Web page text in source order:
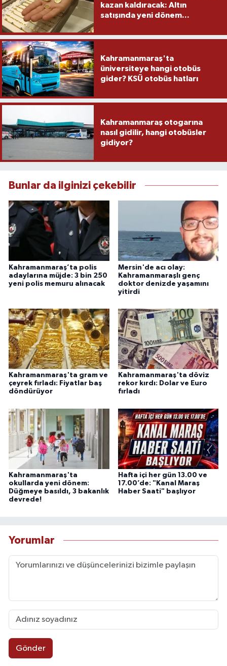
kazan kaldıracak: Altın
satışında yeni dönem...
Kahramanmaraş'ta
üniversiteye hangi otobüs
gider? KSÜ otobüs hatları
Kahramanmaraş otogarına
nasıl gidilir, hangi otobüsler
gidiyor?
Bunlar da ilginizi çekebilir
Kahramanmaraş’ta polis
adaylarına müjde: 3 bin 250
yeni polis memuru alınacak
Mersin'de acı olay:
Kahramanmaraşlı genç
doktor denizde yaşamını
yitirdi
Kahramanmaraş'ta gram ve
çeyrek fırladı: Fiyatlar baş
döndürüyor
Kahramanmaraş'ta döviz
rekor kırdı: Dolar ve Euro
fırladı
Kahramanmaraş'ta
okullarda yeni dönem:
Düğmeye basıldı, 3 bakanlık
devrede!
Hafta içi her gün 13.00 ve
17.00’de: "Kanal Maraş
Haber Saati" başlıyor
Yorumlar
Gönder